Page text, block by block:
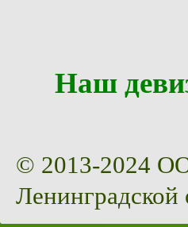
Наш
© 2013-2024 ОО
Ленинградской